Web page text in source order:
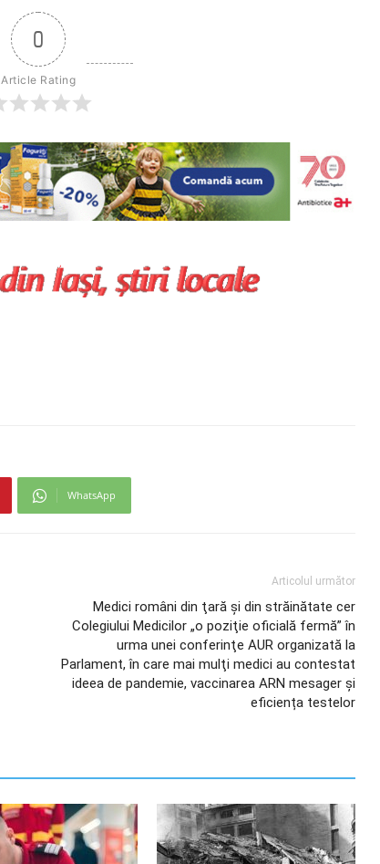
0
Article Rating
WhatsApp
Articolul următor
Medici români din ţară şi din străinătate cer
Colegiului Medicilor „o poziţie oficială fermă” în
urma unei conferinţe AUR organizată la
Parlament, în care mai mulţi medici au contestat
ideea de pandemie, vaccinarea ARN mesager şi
eficiența testelor